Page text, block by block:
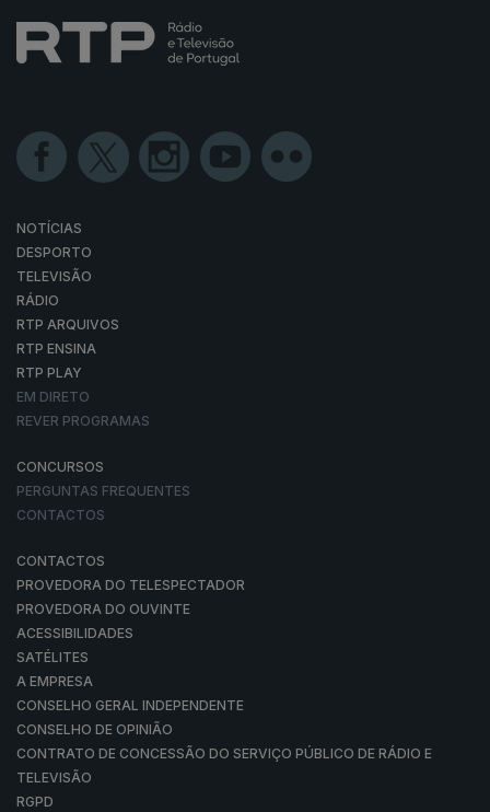
NOTÍCIAS
DESPORTO
TELEVISÃO
RÁDIO
RTP ARQUIVOS
RTP ENSINA
RTP PLAY
EM DIRETO
REVER PROGRAMAS
CONCURSOS
PERGUNTAS FREQUENTES
CONTACTOS
CONTACTOS
PROVEDORA DO TELESPECTADOR
PROVEDORA DO OUVINTE
ACESSIBILIDADES
SATÉLITES
A EMPRESA
CONSELHO GERAL INDEPENDENTE
CONSELHO DE OPINIÃO
CONTRATO DE CONCESSÃO DO SERVIÇO PÚBLICO DE RÁDIO E
TELEVISÃO
RGPD